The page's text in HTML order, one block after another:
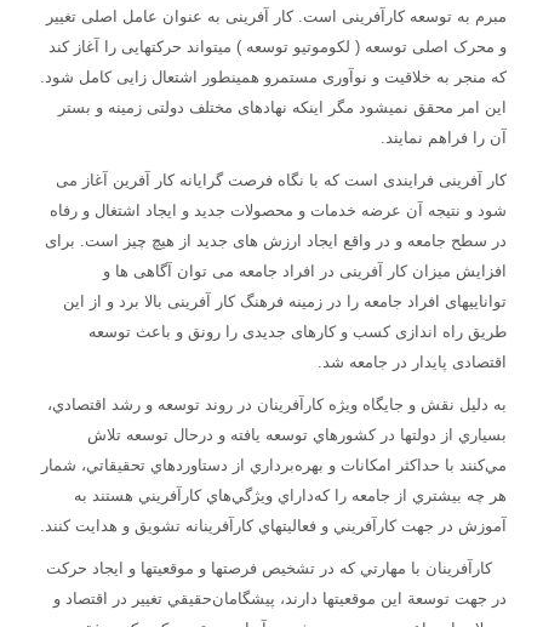
مبرم به توسعه کارآفرینی است. کار آفرینی به عنوان عامل اصلی تغییر
و محرک اصلی توسعه ( لکوموتیو توسعه ) میتواند حرکتهایی را آغاز کند
که منجر به خلاقیت و نوآوری مستمرو همینطور اشتعال زایی کامل شود.
این امر محقق نمیشود مگر اینکه نهادهای مختلف دولتی زمینه و بستر
آن را فراهم نمایند.
کار آفرینی فرایندی است که با نگاه فرصت گرایانه کار آفرین آغاز می
شود و نتیجه آن عرضه خدمات و محصولات جدید و ایجاد اشتغال و رفاه
در سطح جامعه و در واقع ایجاد ارزش های جدید از هیچ چیز است. برای
افزایش میزان کار آفرینی در افراد جامعه می توان آگاهی ها و
تواناییهای افراد جامعه را در زمینه فرهنگ کار آفرینی بالا برد و از این
طریق راه اندازی کسب و کارهای جدیدی را رونق و باعث توسعه
اقتصادی پایدار در جامعه شد.
به‌ دليل‌ نقش‌ و جايگاه‌ ويژه‌ كارآفرينان‌ در روند توسعه‌ و رشد اقتصادي‌،
بسياري‌ از دولتها در كشورهاي‌ توسعه‌ يافته‌ و درحال‌ توسعه‌ تلاش‌
مي‌كنند با حداكثر امكانات‌ و بهره‌برداري‌ از دستاوردهاي‌ تحقيقاتي‌، شمار
هر چه‌ بيشتري‌ از جامعه‌ را كه‌داراي‌ ويژگي‌هاي‌ كارآفريني‌ هستند به‌
آموزش‌ در جهت‌ كارآفريني‌ و فعاليتهاي‌ كارآفرينانه‌ تشويق‌ و هدايت‌ كنند.
كارآفرينان‌ با مهارتي‌ كه‌ در تشخيص‌ فرصتها و موقعيتها و ايجاد حركت‌
در جهت‌ توسعة‌ اين‌ موقعيتها دارند، پيشگامان‌حقيقي‌ تغيير در اقتصاد و